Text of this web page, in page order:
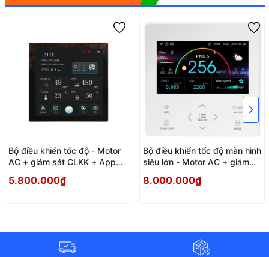
Bộ điều khiển tốc độ - Motor
AC + giám sát CLKK + App
5.800.000₫
Bộ điều khiển tốc độ màn hình
siêu lớn - Motor AC + giám
8.000.000₫